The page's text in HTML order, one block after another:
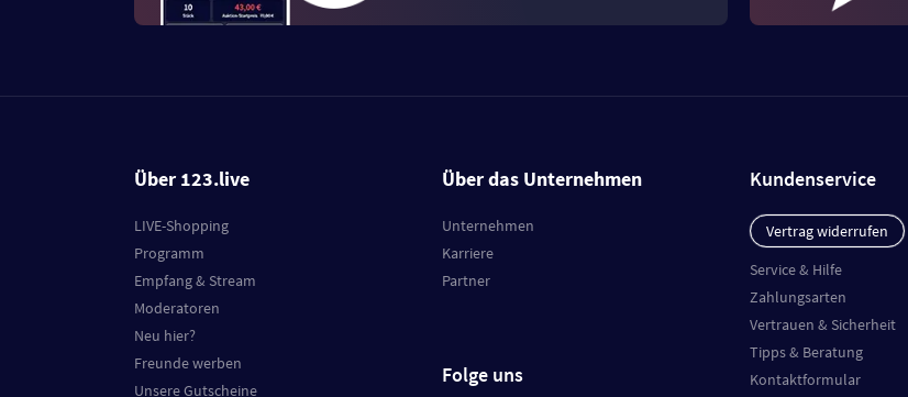
Über 123.live
LIVE-Shopping
Programm
Empfang & Stream
Moderatoren
Neu hier?
Freunde werben
Unsere Gutscheine
Über das Unternehmen
Unternehmen
Karriere
Partner
Folge uns
Kundenservice
Vertrag widerrufen
Service & Hilfe
Zahlungsarten
Vertrauen & Sicherheit
Tipps & Beratung
Kontaktformular